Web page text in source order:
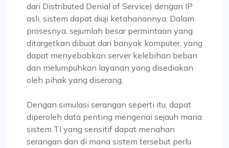
dari Distributed Denial of Service) dengan IP
asli, sistem dapat diuji ketahanannya. Dalam
prosesnya, sejumlah besar permintaan yang
ditargetkan dibuat dari banyak komputer, yang
dapat menyebabkan server kelebihan beban
dan melumpuhkan layanan yang disediakan
oleh pihak yang diserang.
Dengan simulasi serangan seperti itu, dapat
diperoleh data penting mengenai sejauh mana
sistem TI yang sensitif dapat menahan
serangan dan di mana sistem tersebut perlu